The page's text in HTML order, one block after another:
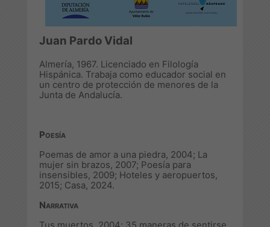
Juan Pardo Vidal
Almería, 1967. Licenciado en Filología
Hispánica. Trabaja como educador social en
un centro de protección de menores de la
Junta de Andalucía.
Poesía
Poemas de amor a una piedra, 2004; La
mujer sin brazos, 2007; Poesía para
insensibles, 2009; Hoteles y aeropuertos,
2015; Casa, 2024.
Narrativa